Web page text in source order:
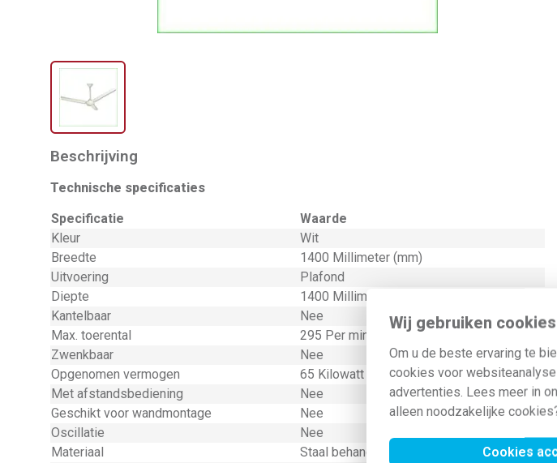
Wij gebruiken cookies
Om u de beste ervaring te
cookies voor
advertenties. Lees meer in
alleen noodzakelijke
Cookies
Beschrijving
Technische specificaties
Specificatie
Waarde
Kleur
Wit
Breedte
1400 Millimeter (mm)
Uitvoering
Plafond
Diepte
1400 Millimeter (mm)
Kantelbaar
Nee
Max. toerental
295 Per minuut (1/min)
Zwenkbaar
Nee
Opgenomen vermogen
65 Kilowatt (kW)
Met afstandsbediening
Nee
Geschikt voor wandmontage
Nee
Oscillatie
Nee
Materiaal
Staal behandeld